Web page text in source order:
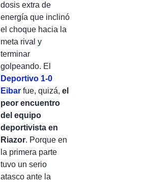
dosis extra de
energía que inclinó
el choque hacia la
meta rival y
terminar
golpeando. El
Deportivo 1-0
Eibar fue, quizá, el
peor encuentro
del equipo
deportivista en
Riazor. Porque en
la primera parte
tuvo un serio
atasco ante la